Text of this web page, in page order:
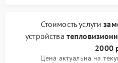
Стоимость услуги
устройства
2000
Цена актуальна на